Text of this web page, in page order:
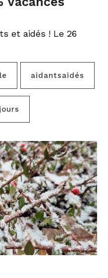
et aidés ! Le 26
aidantsaidés